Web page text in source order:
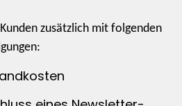
zusätzlich mit folgenden